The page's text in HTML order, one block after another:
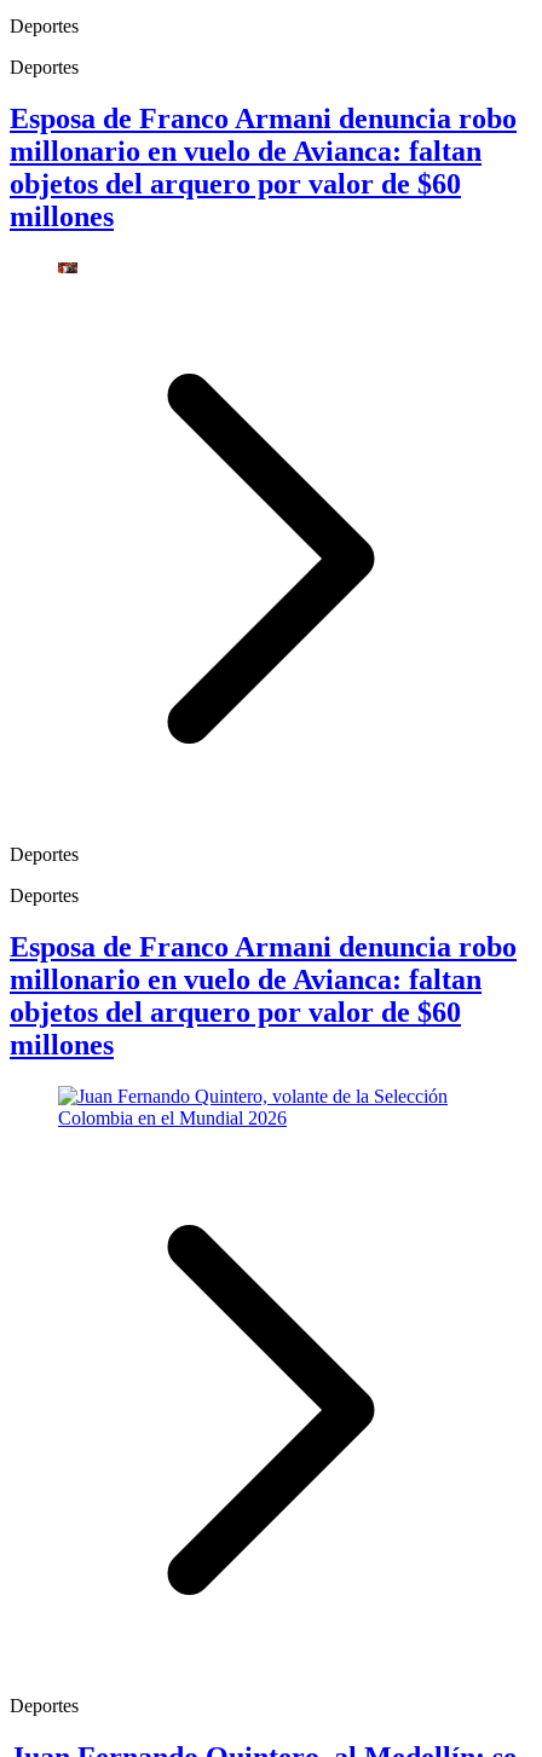
Deportes
Deportes
Esposa de Franco Armani denuncia robo
millonario en vuelo de Avianca: faltan
objetos del arquero por valor de $60
millones
Deportes
Deportes
Esposa de Franco Armani denuncia robo
millonario en vuelo de Avianca: faltan
objetos del arquero por valor de $60
millones
Deportes